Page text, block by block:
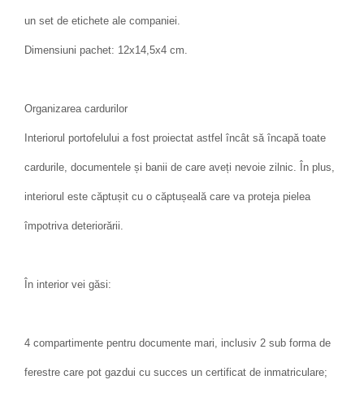
un set de etichete ale companiei.
Dimensiuni pachet: 12x14,5x4 cm.
Organizarea cardurilor
Interiorul portofelului a fost proiectat astfel încât să încapă toate
cardurile, documentele și banii de care aveți nevoie zilnic. În plus,
interiorul este căptușit cu o căptușeală care va proteja pielea
împotriva deteriorării.
În interior vei găsi:
4 compartimente pentru documente mari, inclusiv 2 sub forma de
ferestre care pot gazdui cu succes un certificat de inmatriculare;